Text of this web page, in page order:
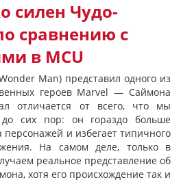
силен Чудо-
сравнению с
в MCU
Man) представил одного из
героев Marvel — Саймона
отличается от всего, что мы
сих пор: он гораздо больше
и избегает типичного
На самом деле, только в
реальное представление об
хотя его происхождение так и